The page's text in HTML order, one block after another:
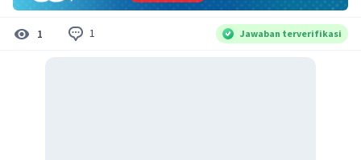
1 1 Jawaban terverifikasi